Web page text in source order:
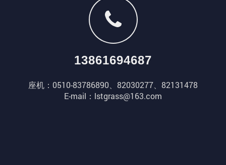
13861694687
座机：0510-83786890、82030277、82131478
E-mail：lstgrass@163.com